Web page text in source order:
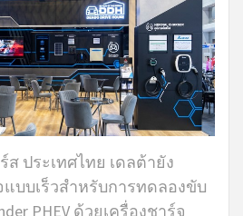
ประเทศไทย เดลต้ายัง
บบเร็วสำหรับการทดลองขับ
PHEV ด้วยเครื่องชาร์จ